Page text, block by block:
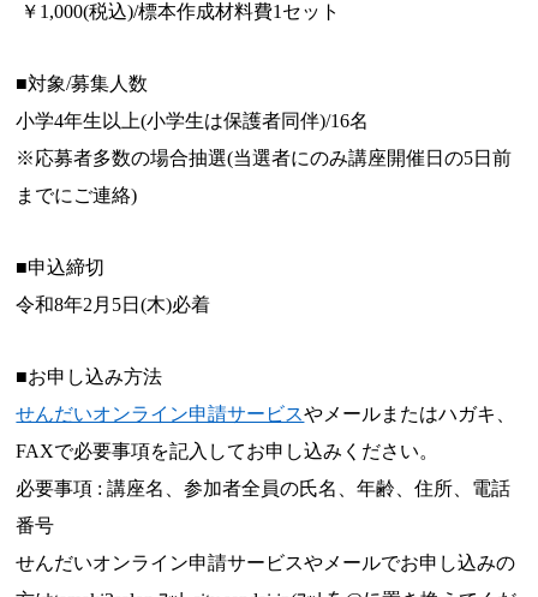
￥1,000(税込)/標本作成材料費1セット
■対象/募集人数
小学4年生以上(小学生は保護者同伴)/16名
※応募者多数の場合抽選(当選者にのみ講座開催日の5日前
までにご連絡)
■申込締切
令和8年2月5日(木)必着
■お申し込み方法
せんだいオンライン申請サービスやメールまたはハガキ、
FAXで必要事項を記入してお申し込みください。
必要事項 : 講座名、参加者全員の氏名、年齢、住所、電話
番号
せんだいオンライン申請サービスやメールでお申し込みの